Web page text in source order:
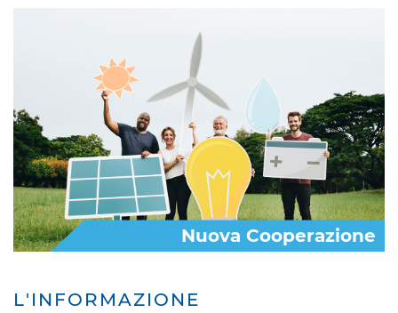
L'INFORMAZIONE
Nuova Cooperazione